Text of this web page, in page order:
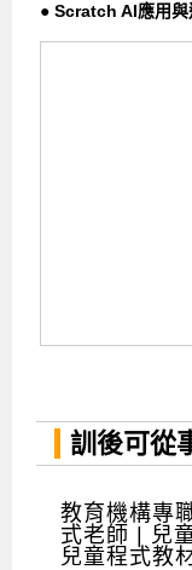
● Scratch AI應用與
訓後可從
教育機構專
式老師 | 兒
兒童程式教